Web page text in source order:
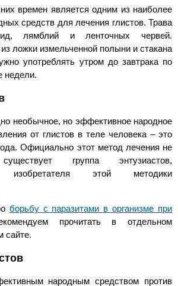
времен является одним из наиболее
средств для лечения глистов. Трава
лямблий и ленточных червей.
из ложки измельченной полыни и стакана
употреблять утром до завтрака по
недели.
необычное, но эффективное народное
от глистов в теле человека – это
Официально этот метод лечения не
группа энтузиастов,
изобретателя этой методики
борьбу с паразитами в организме при
прочитать в отдельном
сайте.
народным средством против